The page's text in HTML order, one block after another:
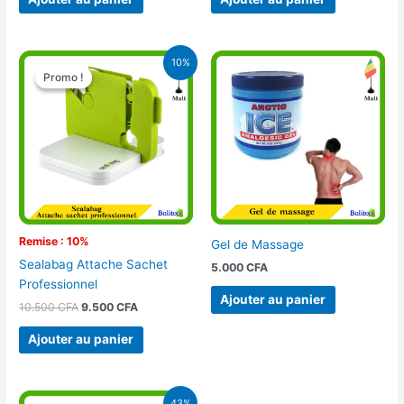
10%
Promo !
Remise : 10%
Promo !
Sealabag Attache Sachet
Professionnel
10.500CFA
Le
prix
initial
était :
9.500CFA
Le
actuel
est :
9.500 CFA.
Ajouter au panier
Gel de Massage
5.000 CFA
Ajouter au panier
Le
Le